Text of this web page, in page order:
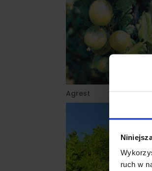
ruch w
Agrest